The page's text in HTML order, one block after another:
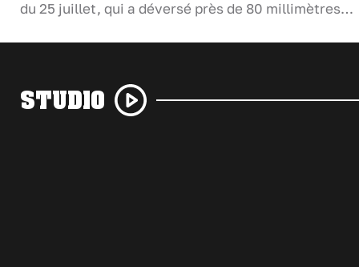
du 25 juillet, qui a déversé près de 80 millimètres…
STUDIO